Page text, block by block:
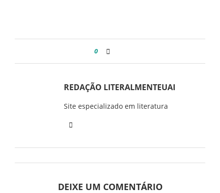
0
REDAÇÃO LITERALMENTEUAI
Site especializado em literatura
DEIXE UM COMENTÁRIO